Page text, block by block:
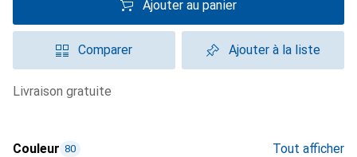
Ajouter au panier
Comparer Ajouter à la liste
livraison gratuite
Couleur 80 Tout afficher